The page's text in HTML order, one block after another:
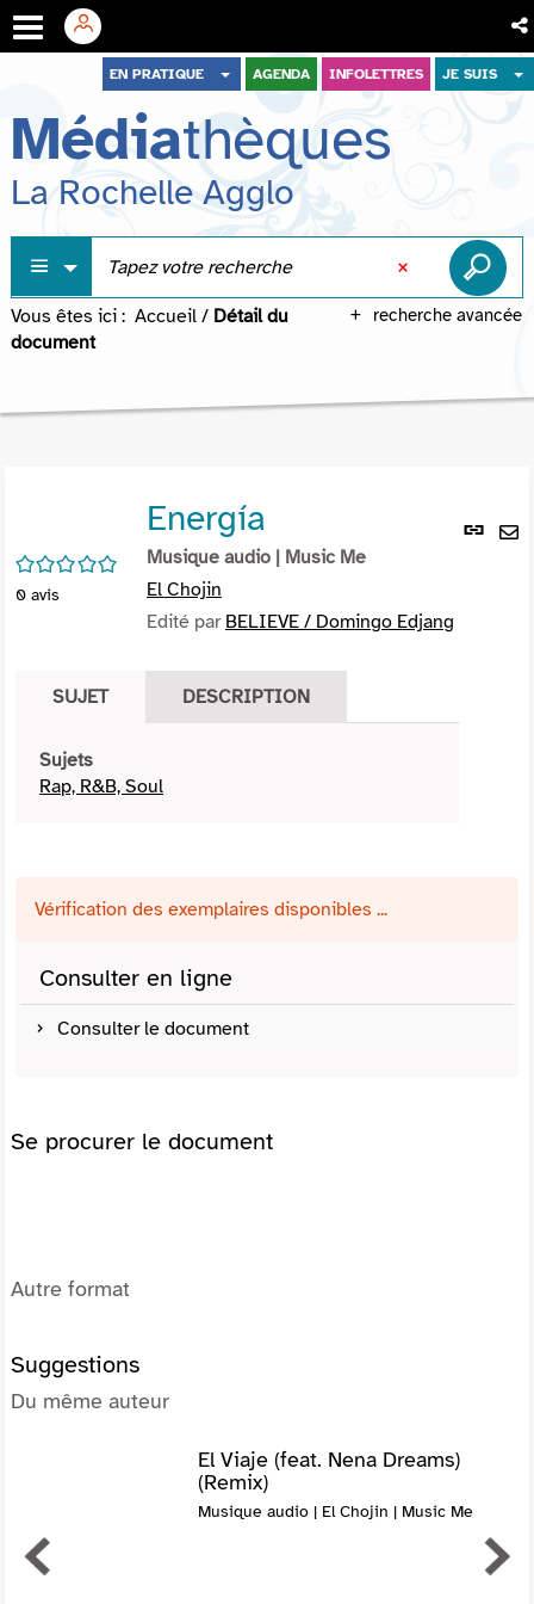
menu
contenu
recherche
EN PRATIQUE AGENDA INFOLETTRES JE SUIS
Médiathèques
La Rochelle Agglo
recherche avancée
Vous êtes ici : Accueil / Détail du
document
Lien
/5
0 avis
Energía
Musique audio | Music Me
El Chojin
Edité par BELIEVE / Domingo Edjang
SUJET DESCRIPTION
Sujets
Rap, R&B, Soul
Vérification des exemplaires disponibles ...
Consulter en ligne
Consulter le document
Se procurer le document
Autre format
Suggestions
Du même auteur
El Viaje (feat. Nena Dreams)
(Remix)
Musique audio | El Chojin | Music Me